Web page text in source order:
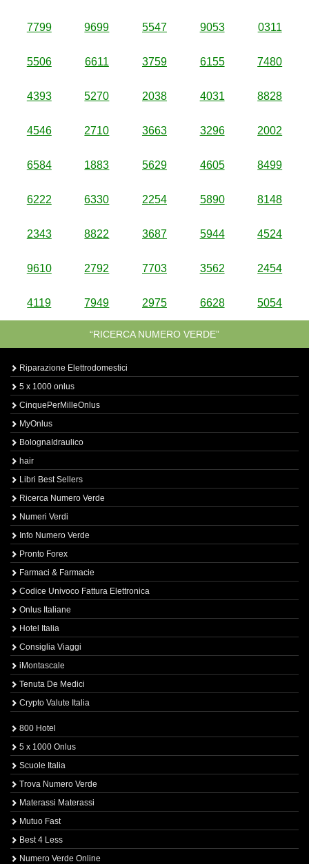
7799 9699 5547 9053 0311
5506 6611 3759 6155 7480
4393 5270 2038 4031 8828
4546 2710 3663 3296 2002
6584 1883 5629 4605 8499
6222 6330 2254 5890 8148
2343 8822 3687 5944 4524
9610 2792 7703 3562 2454
4119 7949 2975 6628 5054
“RICERCA NUMERO VERDE”
Riparazione Elettrodomestici
5 x 1000 onlus
CinquePerMilleOnlus
MyOnlus
BolognaIdraulico
hair
Libri Best Sellers
Ricerca Numero Verde
Numeri Verdi
Info Numero Verde
Pronto Forex
Farmaci & Farmacie
Codice Univoco Fattura Elettronica
Onlus Italiane
Hotel Italia
Consiglia Viaggi
iMontascale
Tenuta De Medici
Crypto Valute Italia
800 Hotel
5 x 1000 Onlus
Scuole Italia
Trova Numero Verde
Materassi Materassi
Mutuo Fast
Best 4 Less
Numero Verde Online